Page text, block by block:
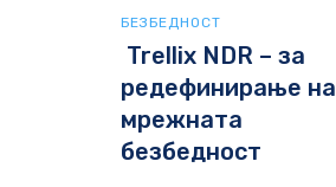
БЕЗБЕДНОСТ
Trellix NDR – за
редефинирање на
мрежната
безбедност